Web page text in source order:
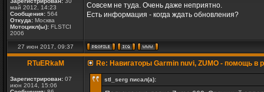
май 2012, 14:23
Сообщения: 564
Откуда: Москва
Мотоцикл(ы): FLSTCI
2006
Совсем не туда. Очень даже неприятно.
Есть информация - когда ждать обновления?
27 июн 2017, 09:37
RTuERkaM
Зарегистрирован: 07
июн 2014, 15:06
Re: Навигаторы Garmin nuvi, ZUMO - помощь в
stl_serg писал(а):